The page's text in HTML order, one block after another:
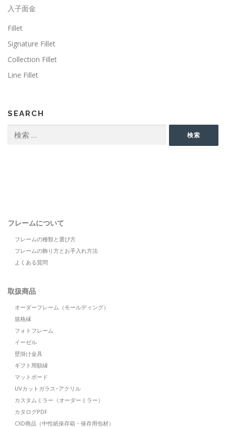
入子面金
Fillet
Signature Fillet
Collection Fillet
Line Fillet
SEARCH
索:
検索
フレームについて
フレームの種類と選び方
フレームの飾り方とお手入れ方法
よくある質問
取扱商品
オーダーフレーム（モールディング）
規格縁
フォトフレーム
イーゼル
壁掛け金具
ギフト用額縁
マットボード
UVカットガラス･アクリル
カスタムミラー（オーダーミラー）
カタログPDF
CXD商品（中性紙保存箱・保存用包材）